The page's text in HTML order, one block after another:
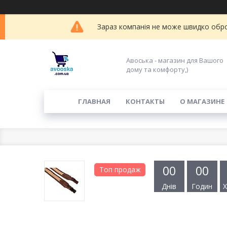
Зараз компанія не може швидко
Авоська - магазин для Вашого
дому та комфорту,)
ГЛАВНАЯ КОНТАКТЫ О МАГАЗИНЕ
Топ продаж 00
Днів
00
Годин